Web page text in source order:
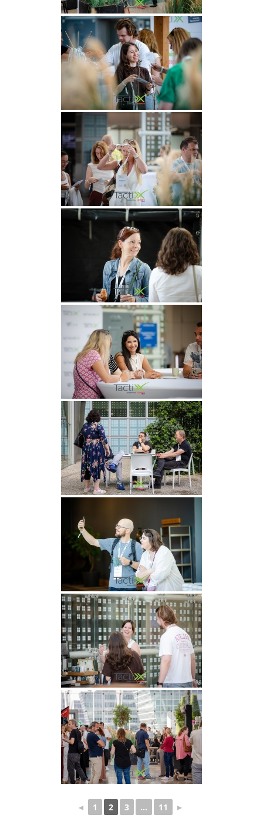
◄ 1 2 3 ... 11 ►